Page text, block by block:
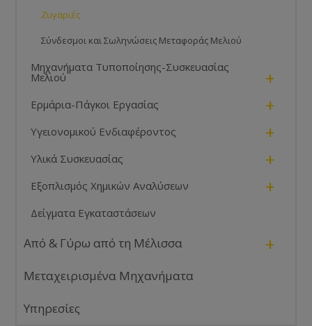
Ζυγαριές
Σύνδεσμοι και Σωληνώσεις Μεταφοράς Μελιού
Μηχανήματα Τυποποίησης-Συσκευασίας
Μελιού +
Ερμάρια-Πάγκοι Εργασίας +
Υγειονομικού Ενδιαφέροντος +
Υλικά Συσκευασίας +
Εξοπλισμός Χημικών Αναλύσεων +
Δείγματα Εγκαταστάσεων
Από & Γύρω από τη Μέλισσα +
Μεταχειρισμένα Μηχανήματα
Υπηρεσίες